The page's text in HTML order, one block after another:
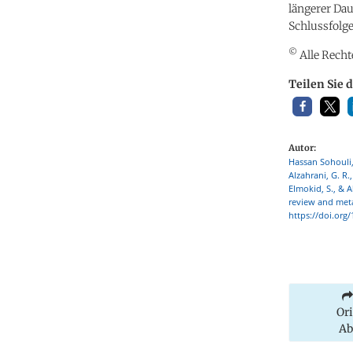
längerer
© Alle
Teilen Sie
Autor:
Hassan
Alzahrani, G.
Elmokid, S., &
review and
https://doi.org/